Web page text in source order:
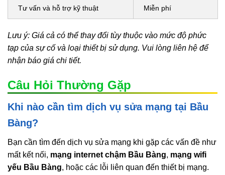
Tư vấn và hỗ trợ kỹ thuật Miễn phí
Lưu ý: Giá cả có thể thay đổi tùy thuộc vào mức độ phức
tạp của sự cố và loại thiết bị sử dụng. Vui lòng liên hệ để
nhận báo giá chi tiết.
Câu Hỏi Thường Gặp
Khi nào cần tìm dịch vụ sửa mạng tại Bầu
Bàng?
Bạn cần tìm đến dịch vụ sửa mạng khi gặp các vấn đề như
mất kết nối, mạng internet chậm Bầu Bàng, mạng wifi
yếu Bầu Bàng, hoặc các lỗi liên quan đến thiết bị mạng.